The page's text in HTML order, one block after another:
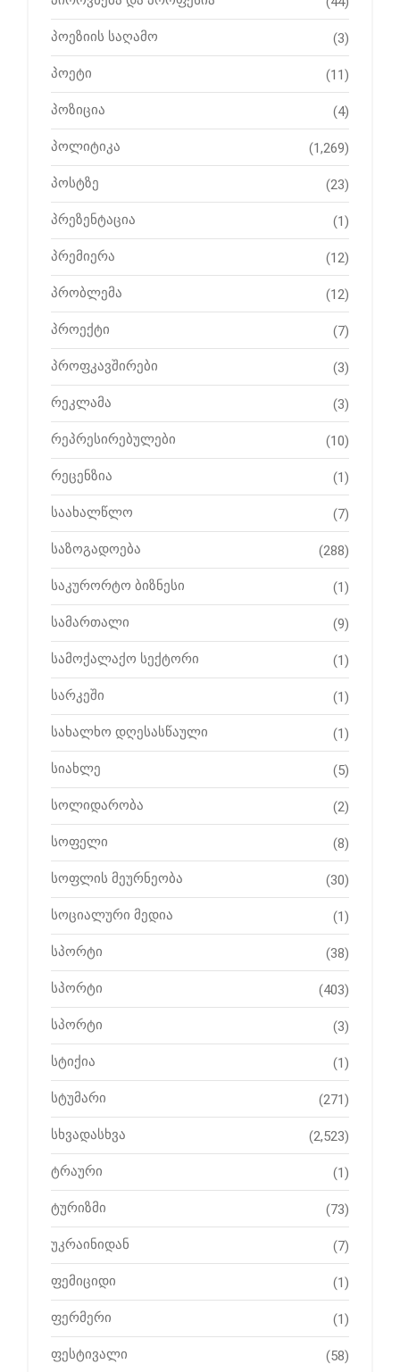
პოეზიის საღამო (3)
პოეტი (11)
პოზიცია (4)
პოლიტიკა (1,269)
პოსტზე (23)
პრეზენტაცია (1)
პრემიერა (12)
პრობლემა (12)
პროექტი (7)
პროფკავშირები (3)
რეკლამა (3)
რეპრესირებულები (10)
რეცენზია (1)
საახალწლო (7)
საზოგადოება (288)
საკურორტო ბიზნესი (1)
სამართალი (9)
სამოქალაქო სექტორი (1)
სარკეში (1)
სახალხო დღესასწაული (1)
სიახლე (5)
სოლიდარობა (2)
სოფელი (8)
სოფლის მეურნეობა (30)
სოციალური მედია (1)
სპორტი (38)
სპორტი (403)
სპორტი (3)
სტიქია (1)
სტუმარი (271)
სხვადასხვა (2,523)
ტრაური (1)
ტურიზმი (73)
უკრაინიდან (7)
ფემიციდი (1)
ფერმერი (1)
ფესტივალი (58)